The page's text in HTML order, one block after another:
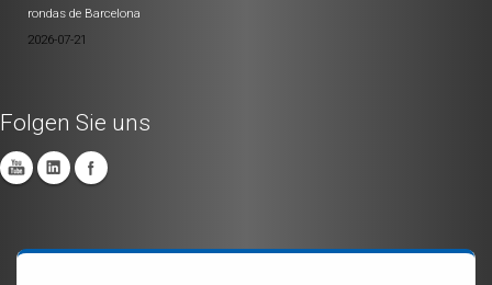
rondas de Barcelona
2026-07-21
Folgen Sie uns